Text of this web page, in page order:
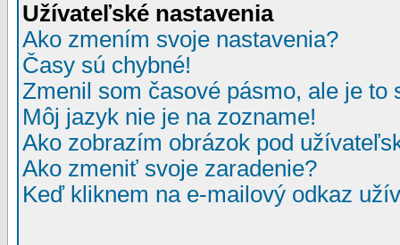
Užívateľské nastavenia
Ako zmením svoje nastavenia?
Časy sú chybné!
Zmenil som časové pásmo, ale je to
Môj jazyk nie je na zozname!
Ako zobrazím obrázok pod
Ako zmeniť svoje zaradenie?
Keď kliknem na e-mailový odkaz